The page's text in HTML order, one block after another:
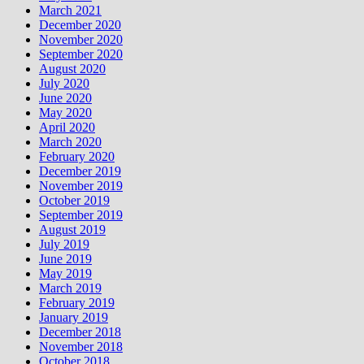
March 2021
December 2020
November 2020
September 2020
August 2020
July 2020
June 2020
May 2020
April 2020
March 2020
February 2020
December 2019
November 2019
October 2019
September 2019
August 2019
July 2019
June 2019
May 2019
March 2019
February 2019
January 2019
December 2018
November 2018
October 2018